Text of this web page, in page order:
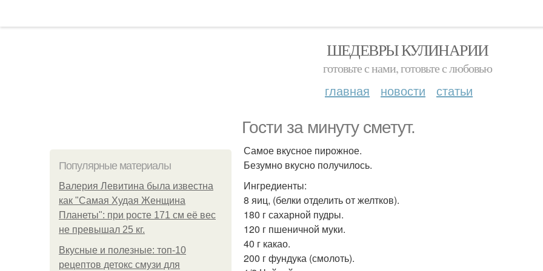
ШЕДЕВРЫ КУЛИНАРИИ
готовьте с нами, готовьте с любовью
главная новости статьи
Гости за минуту сметут.
Популярные материалы
Валерия Левитина была известна
как "Самая Худая Женщина
Планеты": при росте 171 см её вес
не превышал 25 кг.
Вкусные и полезные: топ-10
рецептов детокс смузи для
Самое вкусное пирожное.
Безумно вкусно получилось.
Ингредиенты:
8 яиц, (белки отделить от желтков).
180 г сахарной пудры.
120 г пшеничной муки.
40 г какао.
200 г фундука (смолоть).